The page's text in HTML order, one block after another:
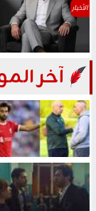
الأخبار
آخر